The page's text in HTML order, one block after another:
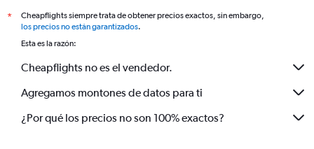
*
Cheapflights siempre trata de obtener precios exactos, sin embargo,
los precios no están garantizados.
Esta es la razón:
Cheapflights no es el vendedor.
Agregamos montones de datos para ti
¿Por qué los precios no son 100% exactos?